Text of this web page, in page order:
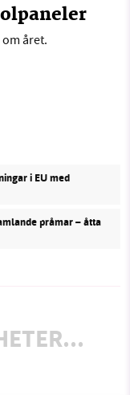
året.
i EU med
pråmar – åtta